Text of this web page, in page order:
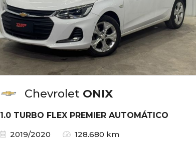
Chevrolet ONIX
1.0 TURBO FLEX PREMIER AUTOMÁTICO
2019/2020
128.680 km